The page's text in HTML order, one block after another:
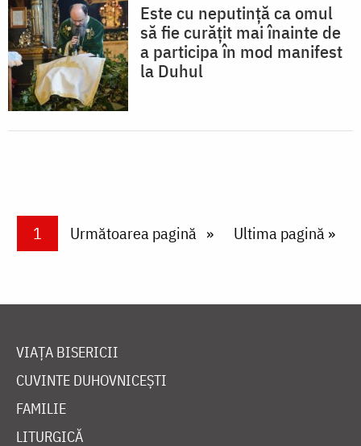
Este cu neputinţă ca omul
să fie curăţit mai înainte de
a participa în mod manifest
la Duhul
PaginareCurrent page
1 Next page
Următoarea pagină Last page
Ultima pagină »
VIAȚA BISERICII
CUVINTE DUHOVNICEȘTI
FAMILIE
LITURGICĂ